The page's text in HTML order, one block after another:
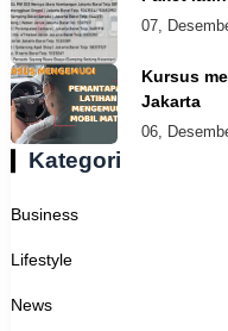
07,
Kursus
Jakarta
06,
Kategori
Business
Lifestyle
News